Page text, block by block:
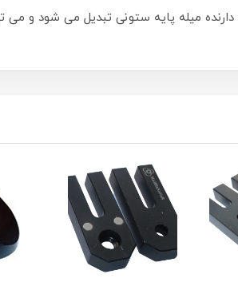
دارنده میله پایه ستونی تبدیل می شود و